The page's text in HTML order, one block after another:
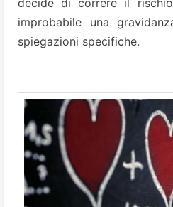
decide di correre il
improbabile una
spiegazioni specifiche.